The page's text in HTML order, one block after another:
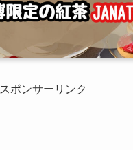
スポンサーリンク